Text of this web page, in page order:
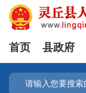
首页 县政府